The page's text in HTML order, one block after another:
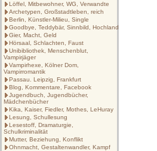
Löffel, Mitbewohner, WG, Verwandte
Archetypen, Großstadtleben, reich
Berlin, Künstler-Milieu, Single
Goodbye, Teddybär, Sinnbild, Hochland
Gier, Macht, Geld
Hörsaal, Schlachten, Faust
Unibibliothek, Menschenblut,
Vampirjäger
Vampirhexe, Kölner Dom,
Vampirromantik
Passau. Leipzig, Frankfurt
Blog, Kommentare, Facebook
Jugendbuch, Jugendbücher,
Mädchenbücher
Kika, Kaiser, Fiedler, Mothes, LeHuray
Lesung, Schullesung
Lesestoff, Dramaturgie,
Schulkriminalität
Mutter, Beziehung, Konflikt
Ohnmacht, Gestaltenwandler, Kampf